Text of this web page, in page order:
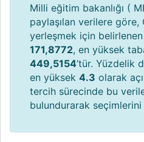
Milli eğitim bakanlığı (
paylaşılan verilere göre,
yerleşmek için
171,8772, en yüksek
449,5154’tür. Yüzdelik
en yüksek 4.3 olarak
tercih sürecinde bu
bulundurarak